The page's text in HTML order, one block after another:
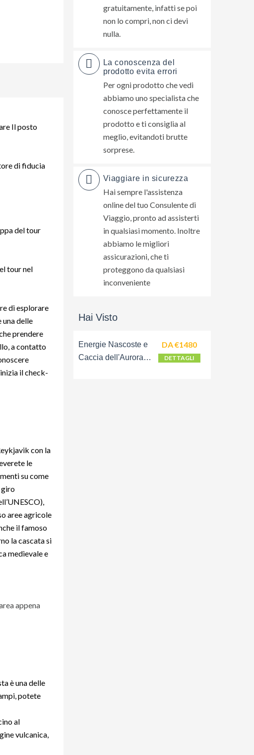
Il posto
di fiducia
del tour
tour nel
di esplorare
una delle
prendere
a contatto
il check-
con la
le
su come
giro
aree agricole
il famoso
la cascata si
medievale e
appena
è una delle
potete
al
vulcanica,
gratuitamente, infatti se poi
non lo compri, non ci devi
nulla.
La conoscenza del
prodotto evita errori
Per ogni prodotto che vedi
abbiamo uno specialista che
conosce perfettamente il
prodotto e ti consiglia al
meglio, evitandoti brutte
sorprese.
Viaggiare in sicurezza
Hai sempre l'assistenza
online del tuo Consulente di
Viaggio, pronto ad assisterti
in qualsiasi momento. Inoltre
abbiamo le migliori
assicurazioni, che ti
proteggono da qualsiasi
inconveniente
Hai Visto
Energie Nascoste e
Caccia dell'Aurora
DA €1480
DETTAGLI